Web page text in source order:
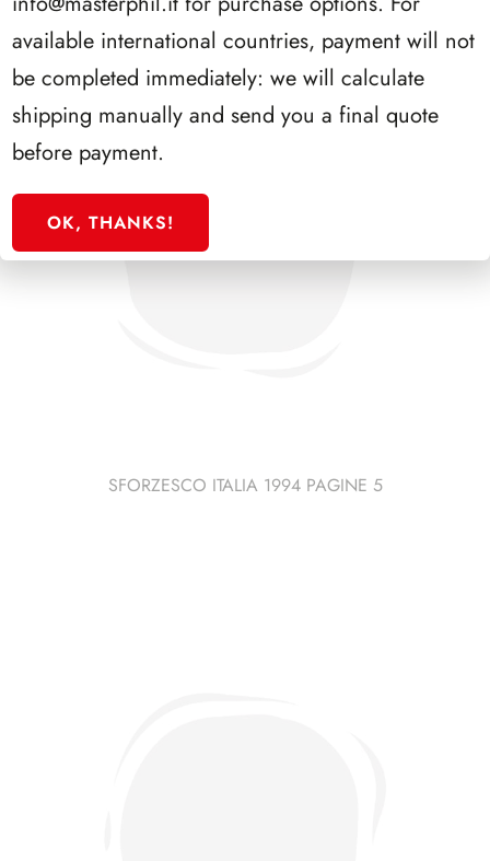
SFORZESCO ITALIA 1994 PAGINE 5
available international countries, payment will not
be completed immediately: we will calculate
shipping manually and send you a final quote
before payment.
OK, THANKS!